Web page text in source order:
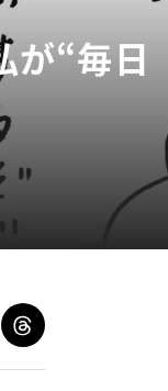
が“毎日